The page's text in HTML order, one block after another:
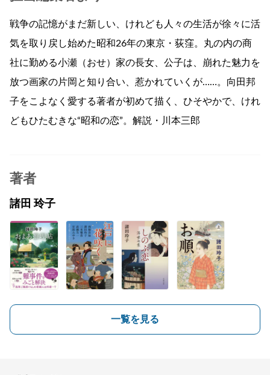
戦争の記憶がまだ新しい、けれども人々の生活が徐々に活
気を取り戻し始めた昭和26年の東京・荻窪。丸の内の商
社に勤める小瀬（おせ）家の長女、公子は、崩れた魅力を
放つ画家の片岡と知り合い、惹かれていくが……。向田邦
子をこよなく愛する著者が初めて描く、ひそやかで、けれ
どもひたむきな“昭和の恋”。解説・川本三郎
著者
諸田 玲子
一覧を見る